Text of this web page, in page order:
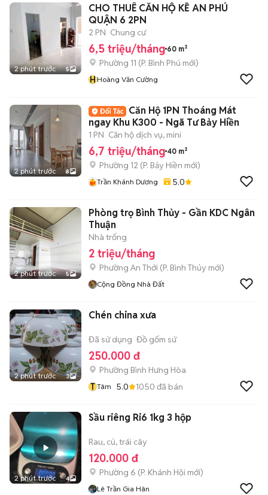
2 phút trước 5
CHO THUÊ CĂN HỘ KỀ AN PHÚ
QUẬN 6 2PN
2 PN Chung cư
6,5 triệu/tháng 60 m²
Phường 11 (P. Bình Phú mới)
HHoàng Văn Cường
2 phút trước 8
Căn Hộ 1PN Thoáng Mát
ngay Khu K300 - Ngã Tư Bảy Hiền
1 PN Căn hộ dịch vụ, mini
6,7 triệu/tháng 40 m²
Phường 12 (P. Bảy Hiền mới)
Trần Khánh Dương 5.0
2 phút trước 5
Phòng trọ Bình Thủy - Gần KDC Ngân
Thuận
Nhà trống
2 triệu/tháng
Phường An Thới (P. Bình Thủy mới)
Cộng Đồng Nhà Đất
2 phút trước 3
Chén china xưa
Đã sử dụng Đồ gốm sứ
250.000 đ
Phường Bình Hưng Hòa
T Tâm 5.0 1050 đã bán
2 phút trước 4
Sầu riêng Ri6 1kg 3 hộp
Rau, củ, trái cây
120.000 đ
Phường 6 (P. Khánh Hội mới)
Lê Trần Gia Hân